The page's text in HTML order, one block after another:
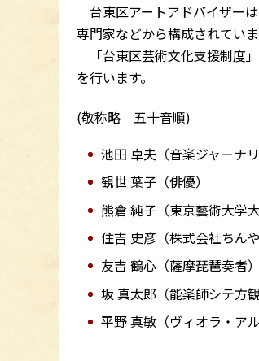
台東区アートアドバイザー
専門家などから構成されていま
「台東区芸術文化支援制度
を行います。
(敬称略 五十音順)
池田 卓夫（音楽ジャーナリ
観世 葉子（俳優）
熊倉 純子（東京藝術大
住吉 史彦（株式会社ちん
友吉 鶴心（薩摩琵琶奏者）
坂 真太郎（能楽師シテ方観
平野 真敏（ヴィオラ・アル